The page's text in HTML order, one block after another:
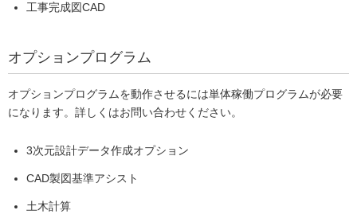
工事完成図CAD
オプションプログラム
オプションプログラムを動作させるには単体稼働プログラムが必要
になります。詳しくはお問い合わせください。
3次元設計データ作成オプション
CAD製図基準アシスト
土木計算